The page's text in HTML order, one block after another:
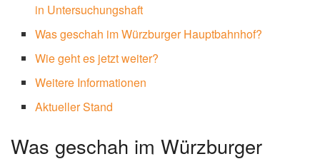
in Untersuchungshaft
Was geschah im Würzburger Hauptbahnhof?
Wie geht es jetzt weiter?
Weitere Informationen
Aktueller Stand
Was geschah im Würzburger